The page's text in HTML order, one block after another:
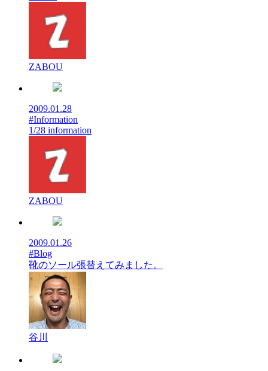
ZABOU
2009.01.28
#Information
1/28 information
ZABOU
2009.01.26
#Blog
靴のソール張替えてみました。
谷川